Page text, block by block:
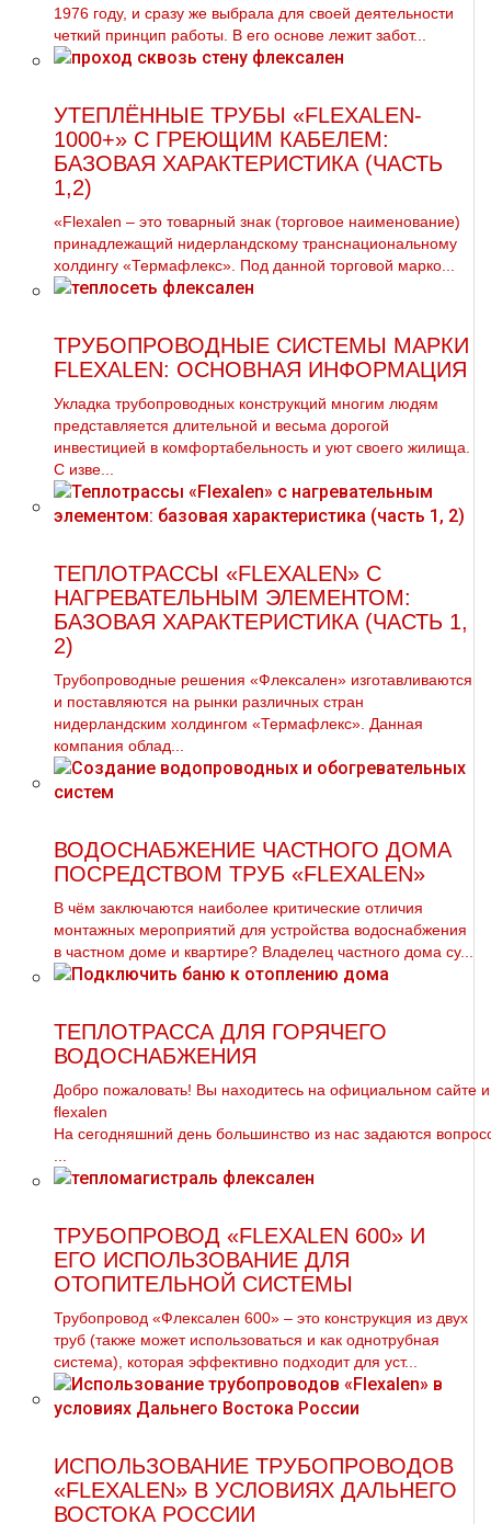
1976 году, и сразу же выбрала для своей деятельности
четкий принцип работы. В его основе лежит забот...
УТЕПЛЁННЫЕ ТРУБЫ «FLEXALEN-
1000+» С ГРЕЮЩИМ КАБЕЛЕМ:
БАЗОВАЯ ХАРАКТЕРИСТИКА (ЧАСТЬ
1,2)
«Flexalen – это товарный знак (торговое наименование)
принадлежащий нидерландскому транснациональному
холдингу «Термафлекс». Под данной торговой марко...
ТРУБОПРОВОДНЫЕ СИСТЕМЫ МАРКИ
FLEXALEN: ОСНОВНАЯ ИНФОРМАЦИЯ
Укладка трубопроводных конструкций многим людям
представляется длительной и весьма дорогой
инвестицией в комфортабельность и уют своего жилища.
С изве...
ТЕПЛОТРАССЫ «FLEXALEN» С
НАГРЕВАТЕЛЬНЫМ ЭЛЕМЕНТОМ:
БАЗОВАЯ ХАРАКТЕРИСТИКА (ЧАСТЬ 1,
2)
Трубопроводные решения «Флексален» изготавливаются
и поставляются на рынки различных стран
нидерландским холдингом «Термафлекс». Данная
компания облад...
ВОДОСНАБЖЕНИЕ ЧАСТНОГО ДОМА
ПОСРЕДСТВОМ ТРУБ «FLEXALEN»
В чём заключаются наиболее критические отличия
монтажных мероприятий для устройства водоснабжения
в частном доме и квартире? Владелец частного дома су...
ТЕПЛОТРАССА ДЛЯ ГОРЯЧЕГО
ВОДОСНАБЖЕНИЯ
Добро пожаловать! Вы находитесь на официальном сайте
flехalеn
На сегодняшний день большинство из нас задаются
ТРУБОПРОВОД «FLEXALEN 600» И
ЕГО ИСПОЛЬЗОВАНИЕ ДЛЯ
ОТОПИТЕЛЬНОЙ СИСТЕМЫ
Трубопровод «Флексален 600» – это конструкция из двух
труб (также может использоваться и как однотрубная
система), которая эффективно подходит для уст...
ИСПОЛЬЗОВАНИЕ ТРУБОПРОВОДОВ
«FLEXALEN» В УСЛОВИЯХ ДАЛЬНЕГО
ВОСТОКА РОССИИ